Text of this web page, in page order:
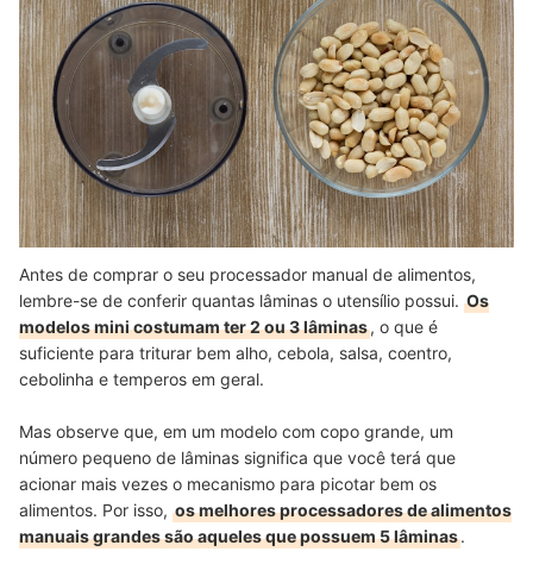
Antes de comprar o seu processador manual de alimentos,
lembre-se de conferir quantas lâminas o utensílio possui. Os
modelos mini costumam ter 2 ou 3 lâminas, o que é
suficiente para triturar bem alho, cebola, salsa, coentro,
cebolinha e temperos em geral.
Mas observe que, em um modelo com copo grande, um
número pequeno de lâminas significa que você terá que
acionar mais vezes o mecanismo para picotar bem os
alimentos. Por isso, os melhores processadores de alimentos
manuais grandes são aqueles que possuem 5 lâminas.